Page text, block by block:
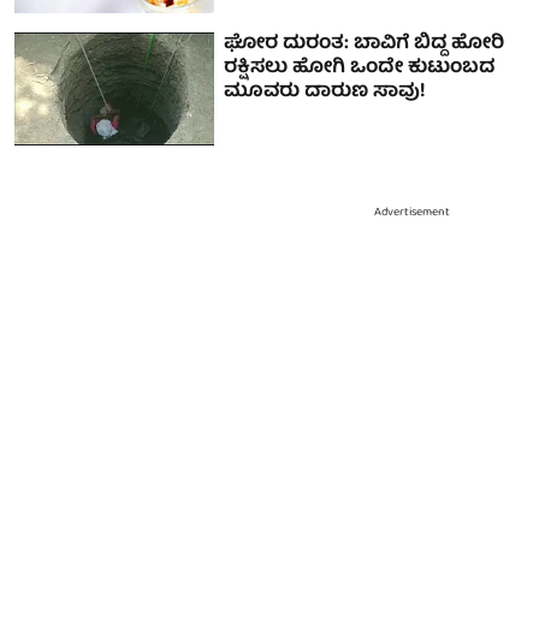
ಘೋರ ದುರಂತ: ಬಾವಿಗೆ ಬಿದ್ದ ಹೋರಿ
ರಕ್ಷಿಸಲು ಹೋಗಿ ಒಂದೇ ಕುಟುಂಬದ
ಮೂವರು ದಾರುಣ ಸಾವು!
Advertisement